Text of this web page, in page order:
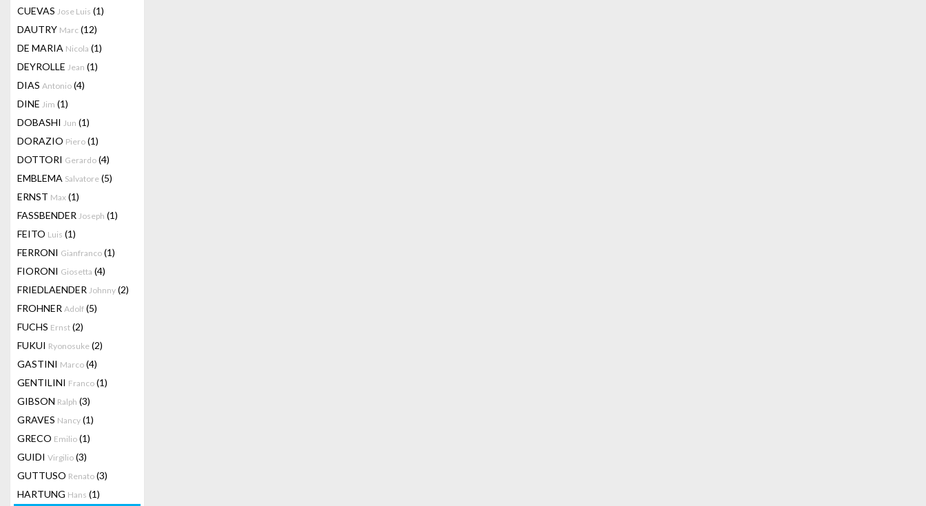
CUEVAS Jose Luis (1)
DAUTRY Marc (12)
DE MARIA Nicola (1)
DEYROLLE Jean (1)
DIAS Antonio (4)
DINE Jim (1)
DOBASHI Jun (1)
DORAZIO Piero (1)
DOTTORI Gerardo (4)
EMBLEMA Salvatore (5)
ERNST Max (1)
FASSBENDER Joseph (1)
FEITO Luis (1)
FERRONI Gianfranco (1)
FIORONI Giosetta (4)
FRIEDLAENDER Johnny (2)
FROHNER Adolf (5)
FUCHS Ernst (2)
FUKUI Ryonosuke (2)
GASTINI Marco (4)
GENTILINI Franco (1)
GIBSON Ralph (3)
GRAVES Nancy (1)
GRECO Emilio (1)
GUIDI Virgilio (3)
GUTTUSO Renato (3)
HARTUNG Hans (1)